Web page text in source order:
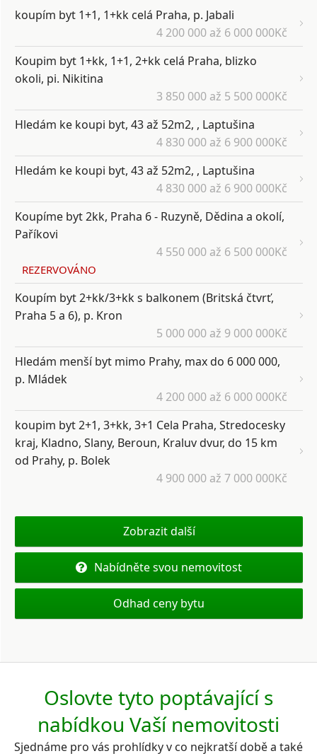
koupím byt 1+1, 1+kk celá Praha, p. Jabali
4 200 000 až 6 000 000Kč
Koupim byt 1+kk, 1+1, 2+kk celá Praha, blizko
okoli, pi. Nikitina
3 850 000 až 5 500 000Kč
Hledám ke koupi byt, 43 až 52m2, , Laptušina
4 830 000 až 6 900 000Kč
Hledám ke koupi byt, 43 až 52m2, , Laptušina
4 830 000 až 6 900 000Kč
Koupíme byt 2kk, Praha 6 - Ruzyně, Dědina a okolí,
Paříkovi
4 550 000 až 6 500 000Kč
REZERVOVÁNO
Koupím byt 2+kk/3+kk s balkonem (Britská čtvrť,
Praha 5 a 6), p. Kron
5 000 000 až 9 000 000Kč
Hledám menší byt mimo Prahy, max do 6 000 000,
p. Mládek
4 200 000 až 6 000 000Kč
koupim byt 2+1, 3+kk, 3+1 Cela Praha, Stredocesky
kraj, Kladno, Slany, Beroun, Kraluv dvur, do 15 km
od Prahy, p. Bolek
4 900 000 až 7 000 000Kč
Zobrazit další
Nabídněte svou nemovitost
Odhad ceny bytu
Oslovte tyto poptávající s
nabídkou Vaší nemovitosti
Sjednáme pro vás prohlídky v co nejkratší době a také